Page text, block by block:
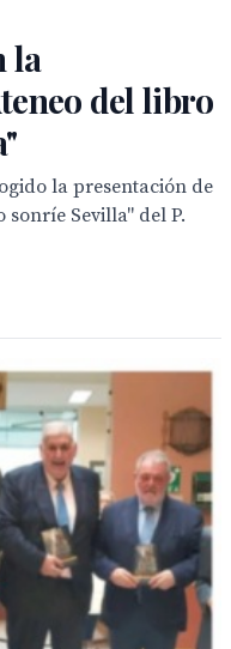
la
del libro
la presentación de
Sevilla" del P.